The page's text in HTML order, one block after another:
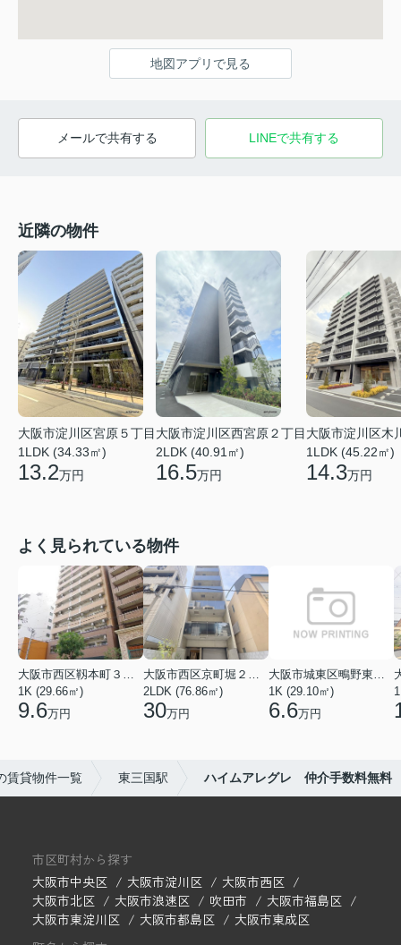
地図アプリで見る
メールで共有する LINEで共有する
近隣の物件
大阪市淀川区宮原５丁目
1LDK (34.33㎡)
13.2万円
大阪市淀川区西宮原２丁目
2LDK (40.91㎡)
16.5万円
大阪市淀川区木
1LDK (45.22㎡)
14.3万円
よく見られている物件
大阪市西区靱本町３丁目
1K (29.66㎡)
9.6万円
大阪市西区京町堀２丁目
2LDK (76.86㎡)
30万円
大阪市城東区鴫野東３丁目
1K (29.10㎡)
6.6万円
賃貸物件一覧 東三国駅 ハイムアレグレ 仲介手数料無料
市区町村から探す
大阪市中央区
大阪市淀川区
大阪市西区
大阪市北区
大阪市浪速区 吹田市
大阪市福島区
大阪市東淀川区
大阪市都島区
大阪市東成区